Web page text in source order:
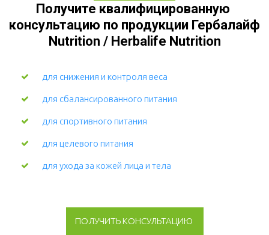
Получите квалифицированную
консультацию по продукции Гербалайф
Nutrition / Herbalife Nutrition
для снижения и контроля веса
для сбалансированного питания
для спортивного питания
для целевого питания
для ухода за кожей лица и тела
ПОЛУЧИТЬ КОНСУЛЬТАЦИЮ